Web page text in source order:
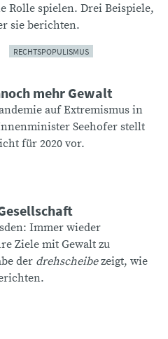
Rolle spielen. Drei Beispiele,
sie berichten.
RECHTSPOPULISMUS
mehr Gewalt
auf Extremismus in
Seehofer stellt
für 2020 vor.
Immer wieder
Ziele mit Gewalt zu
der drehscheibezeigt, wie